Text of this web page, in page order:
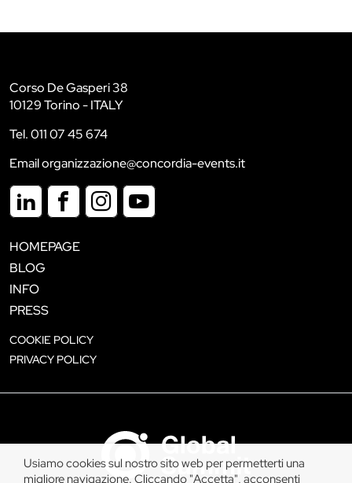
Corso De Gasperi 38
10129 Torino - ITALY
Tel. 011 07 45 674
Email organizzazione@concordia-events.it
HOMEPAGE
BLOG
INFO
PRESS
COOKIE POLICY
PRIVACY POLICY
Usiamo cookies sul nostro sito web per permetterti una
migliore navigazione. Cliccando "Accetta", acconsenti